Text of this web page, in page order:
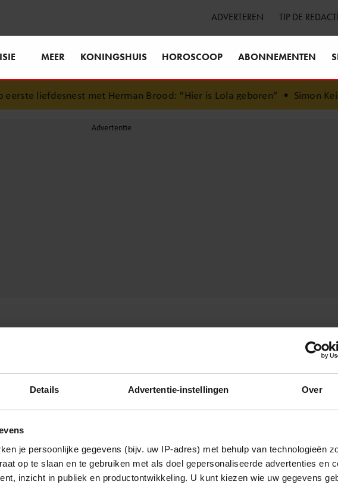
Details Advertentie-instellingen Over
je persoonlijke gegevens (bijv. uw IP-adres) met behulp van technologieën
op te slaan en te gebruiken met als doel gepersonaliseerde advertenties en
inzicht in publiek en productontwikkeling. U kunt kiezen wie uw gegevens
ADVERTEREN TIP DE
MEER KONINGSHUIS HOROSCOOP ABONNEMENTEN
liefdesnest met Herman Brood: “Hier is Lola geboren”• Simon